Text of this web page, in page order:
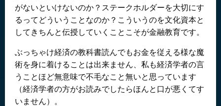
がないといけないのか？ステークホルダーを大切にす
るってどういうことなのか？こういうのを文化資本と
してきちんと伝授していくことこそが金融教育です。
ぶっちゃけ経済の教科書読んでもお金を従える様な魔
術を身に着けることは出来ません、私も経済学者の言
うことほど無意味で不毛なこと無いと思っています
（経済学者の方がお読みでしたらほんと口が悪くてす
いません）。